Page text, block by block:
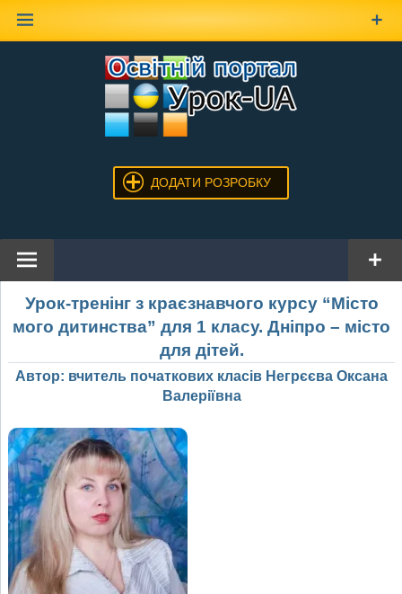
ДОДАТИ РОЗРОБКУ
Урок-тренінг з краєзнавчого курсу “Місто
мого дитинства” для 1 класу. Дніпро – місто
для дітей.
Автор: вчитель початкових класів Негрєєва Оксана
Валеріївна